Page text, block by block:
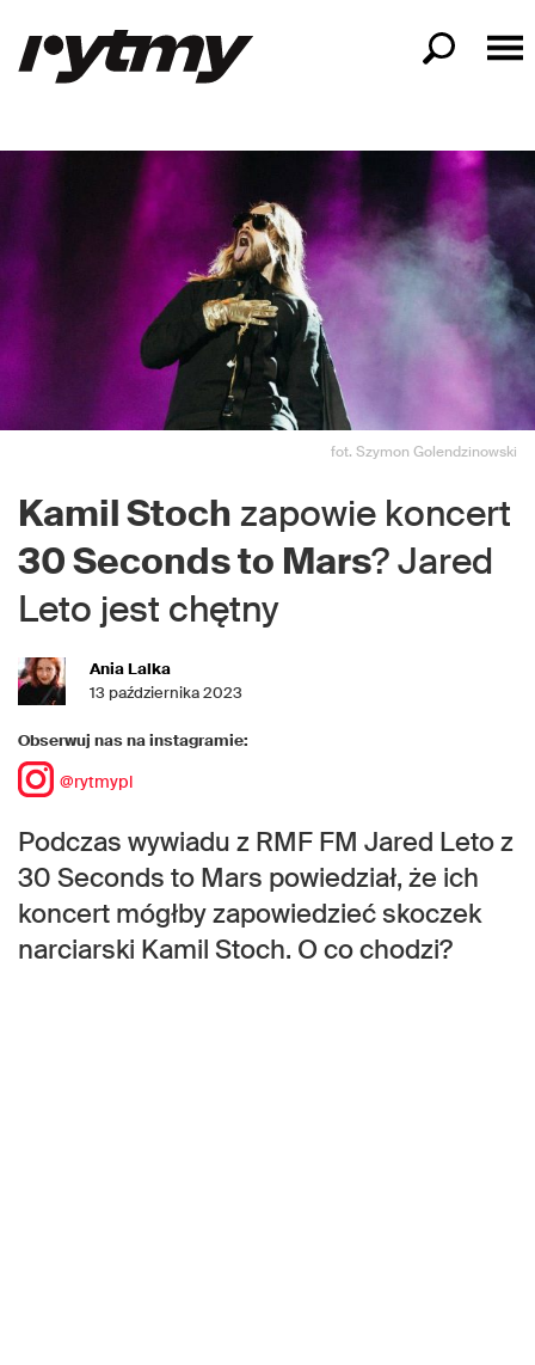
fot. Szymon Golendzinowski
Kamil Stoch zapowie koncert
30 Seconds to Mars? Jared
Leto jest chętny
Ania Lalka
13 października 2023
Obserwuj nas na instagramie:
@rytmypl
Podczas wywiadu z RMF FM Jared Leto z
30 Seconds to Mars powiedział, że ich
koncert mógłby zapowiedzieć skoczek
narciarski Kamil Stoch. O co chodzi?